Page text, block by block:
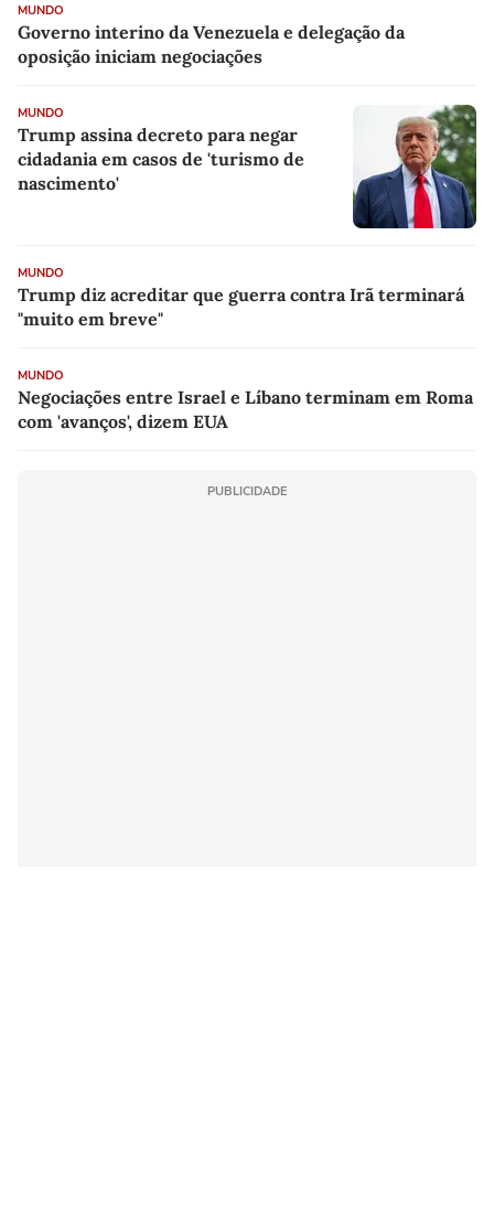
MUNDO
Governo interino da Venezuela e delegação da
oposição iniciam negociações
MUNDO
Trump assina decreto para negar
cidadania em casos de 'turismo de
nascimento'
MUNDO
Trump diz acreditar que guerra contra Irã terminará
"muito em breve"
MUNDO
Negociações entre Israel e Líbano terminam em Roma
com 'avanços', dizem EUA
PUBLICIDADE